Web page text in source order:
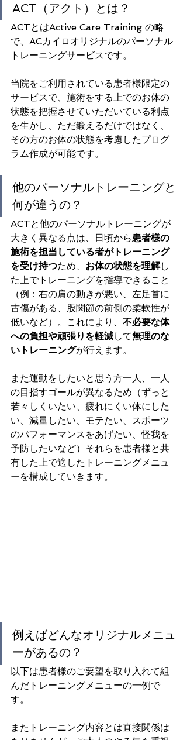
ACT（アクト）とは？
ACTとはActive Care Training の略
で、ACカイロオリジナルのパーソナル
トレーニングサービスです。
当院をご利用されている患者様限定の
サービスで、施術をする上でのお体の
状態を把握させていただいている利点
を生かし、ただ鍛えるだけではなく、
その方のお体の状態を考慮したプログ
ラム作成が可能です。
他のパーソナルトレーニングと
何が違うの？
ACTと他のパーソナルトレーニングが
大きく異なる点は、日頃から患者様の
施術を担当している者がトレーニング
を受け持つため、 お体の状態を理解し
た上でトレーニングを指導できること
（例：右の肩の動きが悪い、左足首に
古傷がある、股関節の前側の柔軟性が
低いなど）。これにより、 不必要な体
への負担や頑張りを軽減して無理のな
いトレーニングが行えます。
また運動をしたいと思う方一人、一人
の目指すゴールが異なるため（ずっと
若々しくいたい、疲れにくい体にした
い、減量したい、モテたい、スポーツ
のパフォーマンスをあげたい、怪我を
予防したいなど）それらを患者様と共
有した上で適したトレーニングメニュ
ーを構成していきます。
例えばどんなオリジナルメニュ
ーがあるの？
以下は患者様のご要望を取り入れて組
んだトレーニングメニューの一例で
す。
またトレーニング内容とは直接関係は